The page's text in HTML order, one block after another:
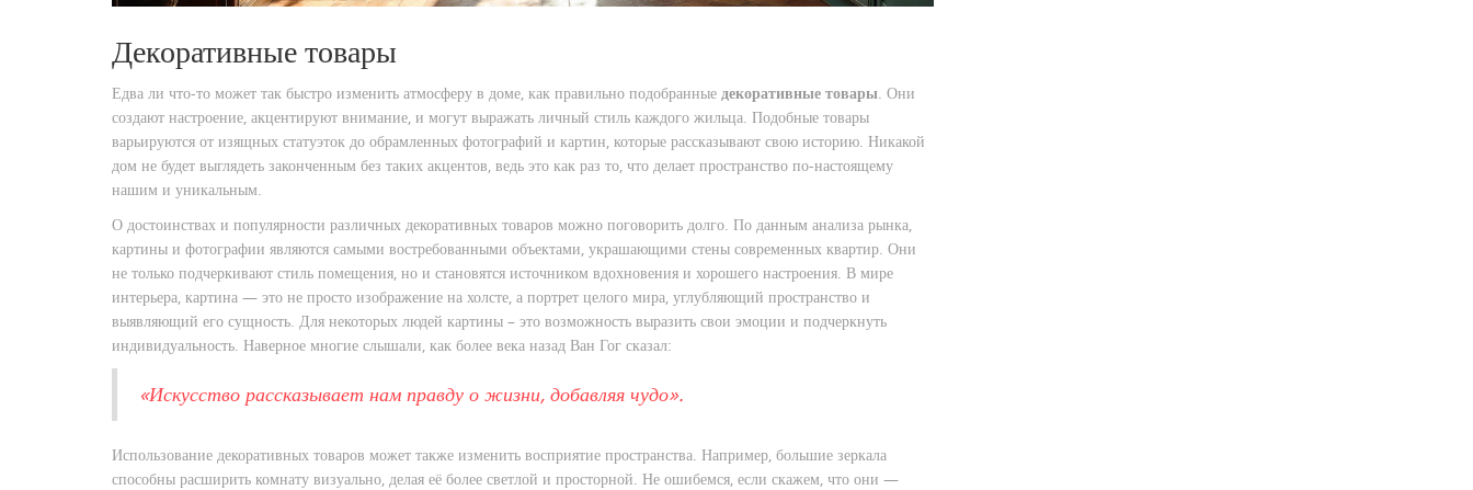
Декоративные товары
Едва ли что-то может так быстро изменить атмосферу в доме, как правильно подобранные декоративные товары . Они
создают настроение, акцентируют внимание, и могут выражать личный стиль каждого жильца. Подобные товары
варьируются от изящных статуэток до обрамленных фотографий и картин, которые рассказывают свою историю. Никакой
дом не будет выглядеть законченным без таких акцентов, ведь это как раз то, что делает пространство по-настоящему
нашим и уникальным.
О достоинствах и популярности различных декоративных товаров можно поговорить долго. По данным анализа рынка,
картины и фотографии являются самыми востребованными объектами, украшающими стены современных квартир. Они
не только подчеркивают стиль помещения, но и становятся источником вдохновения и хорошего настроения. В мире
интерьера, картина — это не просто изображение на холсте, а портрет целого мира, углубляющий пространство и
выявляющий его сущность. Для некоторых людей картины – это возможность выразить свои эмоции и подчеркнуть
индивидуальность. Наверное многие слышали, как более века назад Ван Гог сказал:
«Искусство рассказывает нам правду о жизни, добавляя чудо».
Использование декоративных товаров может также изменить восприятие пространства. Например, большие зеркала
способны расширить комнату визуально, делая её более светлой и просторной. Не ошибемся, если скажем, что они —